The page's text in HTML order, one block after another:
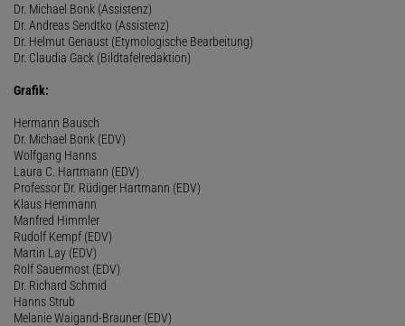
Dr. Michael Bonk (Assistenz)
Dr. Andreas Sendtko (Assistenz)
Dr. Helmut Genaust (Etymologische Bearbeitung)
Dr. Claudia Gack (Bildtafelredaktion)
Grafik:
Hermann Bausch
Dr. Michael Bonk (EDV)
Wolfgang Hanns
Laura C. Hartmann (EDV)
Professor Dr. Rüdiger Hartmann (EDV)
Klaus Hemmann
Manfred Himmler
Rudolf Kempf (EDV)
Martin Lay (EDV)
Rolf Sauermost (EDV)
Dr. Richard Schmid
Hanns Strub
Melanie Waigand-Brauner (EDV)